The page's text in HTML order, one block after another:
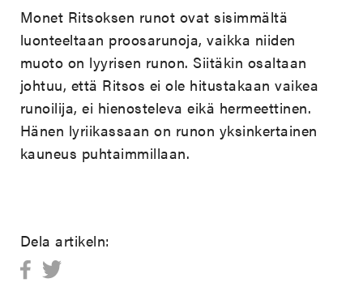
Monet Ritsoksen runot ovat sisimmältä
luonteeltaan proosarunoja, vaikka niiden
muoto on lyyrisen runon. Siitäkin osaltaan
johtuu, että Ritsos ei ole hitustakaan vaikea
runoilija, ei hienosteleva eikä hermeettinen.
Hänen lyriikassaan on runon yksinkertainen
kauneus puhtaimmillaan.
Dela artikeln: